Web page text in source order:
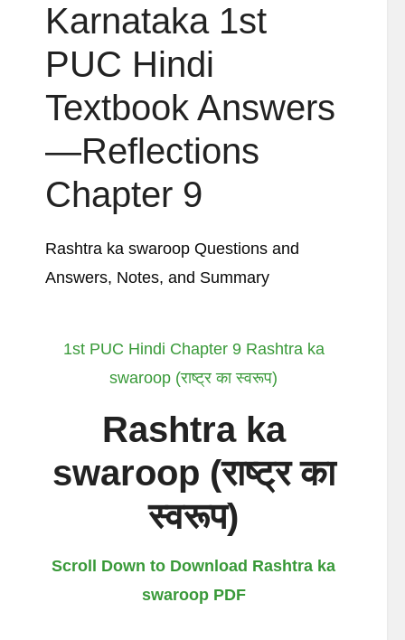
Karnataka 1st
PUC Hindi
Textbook Answers
—Reflections
Chapter 9
Rashtra ka swaroop Questions and
Answers, Notes, and Summary
1st PUC Hindi Chapter 9 Rashtra ka
swaroop (राष्ट्र का स्वरूप)
Rashtra ka
swaroop (राष्ट्र का
स्वरूप)
Scroll Down to Download Rashtra ka
swaroop PDF